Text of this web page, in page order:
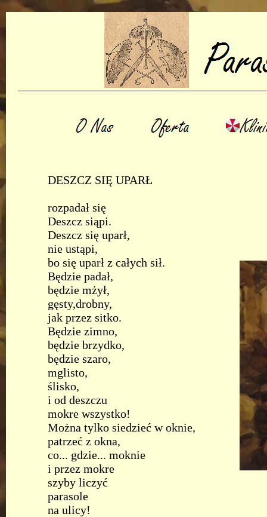
DESZCZ SIĘ UPARŁ
rozpadał się
Deszcz siąpi.
Deszcz się uparł,
nie ustąpi,
bo się uparł z całych sił.
Będzie padał,
będzie mżył,
gęsty,drobny,
jak przez sitko.
Będzie zimno,
będzie brzydko,
będzie szaro,
mglisto,
ślisko,
i od deszczu
mokre wszystko!
Można tylko siedzieć w oknie,
patrzeć z okna,
co... gdzie... moknie
i przez mokre
szyby liczyć
parasole
na ulicy!